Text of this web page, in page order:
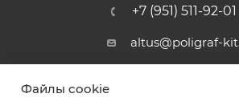
+7 (951) 511-92-01
altus@poligraf-
Ростовская обл,
Файлы cookie